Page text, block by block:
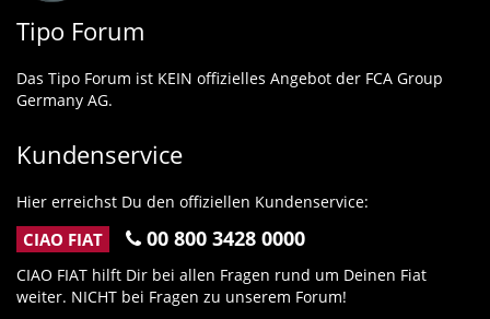
Tipo Forum
Das Tipo Forum ist KEIN offizielles Angebot der FCA Group
Germany AG.
Kundenservice
Hier erreichst Du den offiziellen Kundenservice:
CIAO FIAT 00 800 3428 0000
CIAO FIAT hilft Dir bei allen Fragen rund um Deinen Fiat
weiter. NICHT bei Fragen zu unserem Forum!